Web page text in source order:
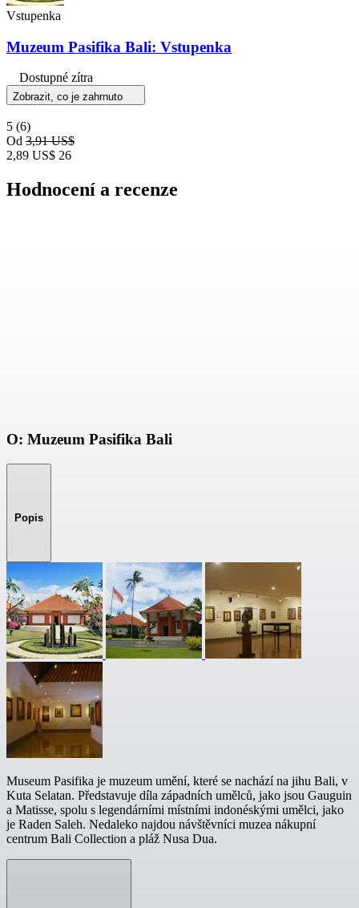
Vstupenka
Muzeum Pasifika Bali: Vstupenka
Dostupné zítra
Zobrazit, co je zahrnuto
5 (6)
Od 3,91 US$
2,89 US$ 26
Hodnocení a recenze
O: Muzeum Pasifika Bali
Popis
Museum Pasifika je muzeum umění, které se nachází na jihu Bali, v
Kuta Selatan. Představuje díla západních umělců, jako jsou Gauguin
a Matisse, spolu s legendárními místními indonéskými umělci, jako
je Raden Saleh. Nedaleko najdou návštěvníci muzea nákupní
centrum Bali Collection a pláž Nusa Dua.